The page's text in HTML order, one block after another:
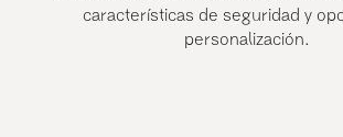
características de seguridad y
personalización.